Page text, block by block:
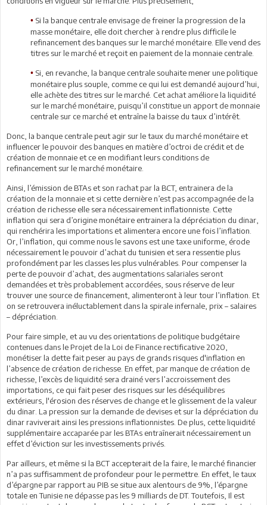
• Si la banque centrale envisage de freiner la progression de la
masse monétaire, elle doit chercher à rendre plus difficile le
refinancement des banques sur le marché monétaire. Elle vend des
titres sur le marché et reçoit en paiement de la monnaie centrale.
• Si, en revanche, la banque centrale souhaite mener une politique
monétaire plus souple, comme ce qui lui est demandé aujourd’hui,
elle achète des titres sur le marché. Cet achat améliore la liquidité
sur le marché monétaire, puisqu’il constitue un apport de monnaie
centrale sur ce marché et entraîne la baisse du taux d’intérêt.
Donc, la banque centrale peut agir sur le taux du marché monétaire et
influencer le pouvoir des banques en matière d’octroi de crédit et de
création de monnaie et ce en modifiant leurs conditions de
refinancement sur le marché monétaire.
Ainsi, l’émission de BTAs et son rachat par la BCT, entrainera de la
création de la monnaie et si cette dernière n’est pas accompagnée de la
création de richesse elle sera nécessairement inflationniste. Cette
inflation qui sera d’origine monétaire entrainera la dépréciation du dinar,
qui renchérira les importations et alimentera encore une fois l’inflation.
Or, l’inflation, qui comme nous le savons est une taxe uniforme, érode
nécessairement le pouvoir d’achat du tunisien et sera ressentie plus
profondément par les classes les plus vulnérables. Pour compenser la
perte de pouvoir d’achat, des augmentations salariales seront
demandées et très probablement accordées, sous réserve de leur
trouver une source de financement, alimenteront à leur tour l’inflation. Et
on se retrouvera inéluctablement dans la spirale infernale, prix – salaires
– dépréciation.
Pour faire simple, et au vu des orientations de politique budgétaire
contenues dans le Projet de la Loi de Finance rectificative 2020,
monétiser la dette fait peser au pays de grands risques d'inflation en
l’absence de création de richesse. En effet, par manque de création de
richesse, l’excès de liquidité sera drainé vers l’accroissement des
importations, ce qui fait peser des risques sur les déséquilibres
extérieurs, l'érosion des réserves de change et le glissement de la valeur
du dinar. La pression sur la demande de devises et sur la dépréciation du
dinar raviverait ainsi les pressions inflationnistes. De plus, cette liquidité
supplémentaire accaparée par les BTAs entraînerait nécessairement un
effet d’éviction sur les investissements privés.
Par ailleurs, et même si la BCT accepterait de la faire, le marché financier
n’a pas suffisamment de profondeur pour le permettre. En effet, le taux
d’épargne par rapport au PIB se situe aux alentours de 9%, l’épargne
totale en Tunisie ne dépasse pas les 9 milliards de DT. Toutefois, Il est